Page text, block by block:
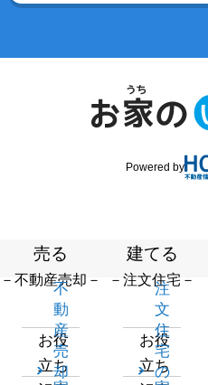
Powered by
売る
－不動産売却－
不
動
産
売
却
お役
立ち
建てる
－注文住宅－
注
文
住
宅
の
お役
立ち